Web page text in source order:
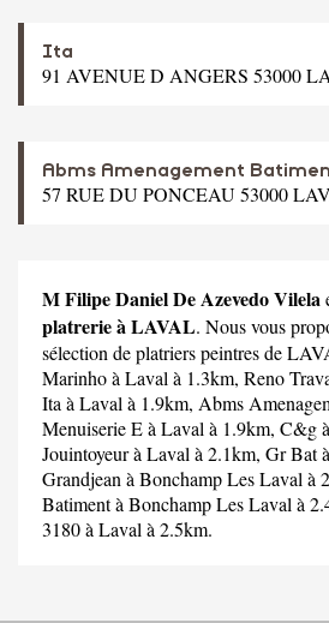
Ita
91 AVENUE D ANGERS 53000
Abms Amenagement
57 RUE DU PONCEAU 53000
M Filipe Daniel De Azevedo Vilela
platrerie à LAVAL. Nous vous
sélection de platriers peintres de
Marinhoà Laval à 1.3km, Reno
Ita à Laval à 1.9km, Abms
Menuiserie Eà Laval à 1.9km, C&g
Jouintoyeurà Laval à 2.1km, Gr Bat
Grandjean à Bonchamp Les Laval à
Batimentà Bonchamp Les Laval à
3180à Laval à 2.5km.